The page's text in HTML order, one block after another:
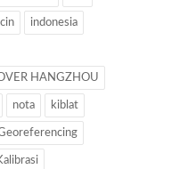
indonesia
HANGZHOU
nota kiblat